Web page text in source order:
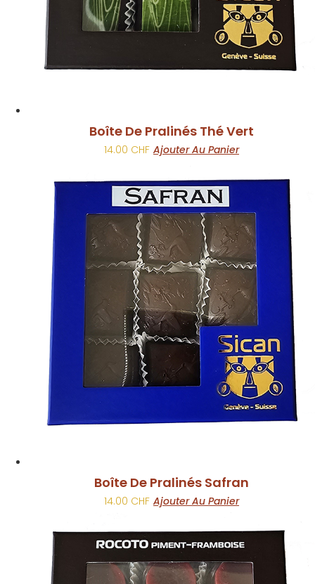
Boîte De Pralinés Thé Vert
14.00 CHF Ajouter Au Panier
Boîte De Pralinés Safran
14.00 CHF Ajouter Au Panier